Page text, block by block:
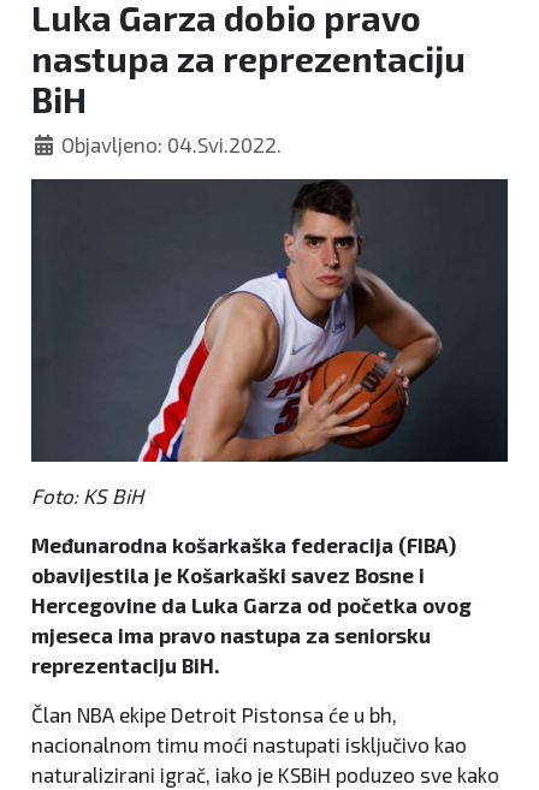
Luka Garza dobio pravo
nastupa za reprezentaciju
BiH
Objavljeno: 04.Svi.2022.
Foto: KS BiH
Međunarodna košarkaška federacija (FIBA)
obavijestila je Košarkaški savez Bosne i
Hercegovine da Luka Garza od početka ovog
mjeseca ima pravo nastupa za seniorsku
reprezentaciju BiH.
Član NBA ekipe Detroit Pistonsa će u bh,
nacionalnom timu moći nastupati isključivo kao
naturalizirani igrač, iako je KSBiH poduzeo sve kako